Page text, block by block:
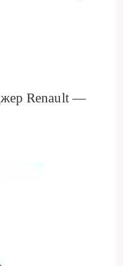
Renault —